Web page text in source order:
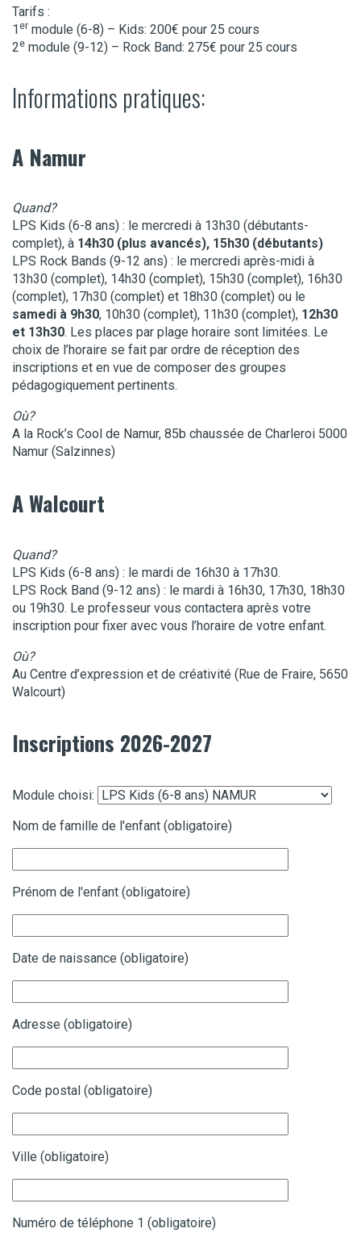
Tarifs :
1 er module (6-8) – Kids: 200€ pour 25 cours
2e module (9-12) – Rock Band: 275€ pour 25 cours
Informations pratiques:
A Namur
Quand?
LPS Kids (6-8 ans) : le mercredi à 13h30 (débutants-
complet), à 14h30 (plus avancés), 15h30 (débutants)
LPS Rock Bands (9-12 ans) : le mercredi après-midi à
13h30 (complet), 14h30 (complet), 15h30 (complet), 16h30
(complet), 17h30 (complet) et 18h30 (complet) ou le
samedi à 9h30, 10h30 (complet), 11h30 (complet), 12h30
et 13h30. Les places par plage horaire sont limitées. Le
choix de l’horaire se fait par ordre de réception des
inscriptions et en vue de composer des groupes
pédagogiquement pertinents.
Où?
A la Rock’s Cool de Namur, 85b chaussée de Charleroi 5000
Namur (Salzinnes)
A Walcourt
Quand?
LPS Kids (6-8 ans) : le mardi de 16h30 à 17h30.
LPS Rock Band (9-12 ans) : le mardi à 16h30, 17h30, 18h30
ou 19h30. Le professeur vous contactera après votre
inscription pour fixer avec vous l’horaire de votre enfant.
Où?
Au Centre d’expression et de créativité (Rue de Fraire, 5650
Walcourt)
Inscriptions 2026-2027
Module choisi:
Nom de famille de l'enfant (obligatoire)
Prénom de l'enfant (obligatoire)
Date de naissance (obligatoire)
Adresse (obligatoire)
Code postal (obligatoire)
Ville (obligatoire)
Numéro de téléphone 1 (obligatoire)